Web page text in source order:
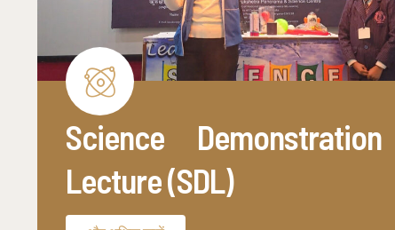
Science Demonstration
Lecture (SDL)